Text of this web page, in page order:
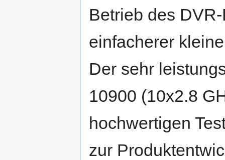
Betrieb des
einfacherer
Der sehr
10900 (10x2.8
hochwertigen
zur